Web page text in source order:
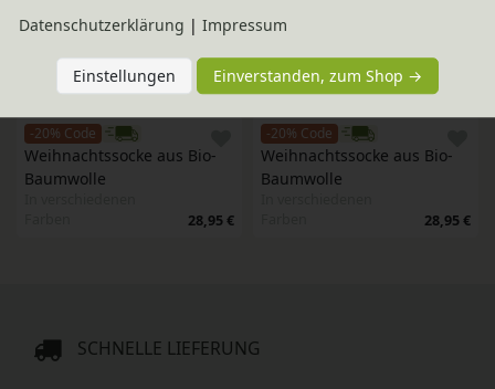
“Schneemann”
19,95 €
Baumwolle
In verschiedenen
Farben
-20% Code
Weihnachtssocke aus Bio-
Baumwolle
28,95 €
-20% Code
Weihnachtssocke aus Bio-
Baumwolle
28,95 €
SCHNELLE LIEFERUNG
Daten­schutz­erklärung | Impressum
Einstellungen Einverstanden, zum Shop →